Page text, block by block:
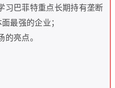
习巴菲特重点长期持有垄断
最强的企业；
的亮点。